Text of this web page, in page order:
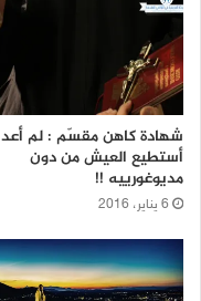
شهادة كاهن مقسّم : لم أعد
أستطيع العيش من دون
مديوغورييه !!
6 يناير، 2016